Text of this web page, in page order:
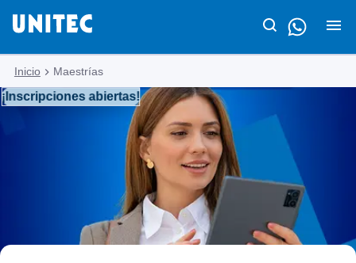
Inicio Maestrías
¡Inscripciones abiertas!